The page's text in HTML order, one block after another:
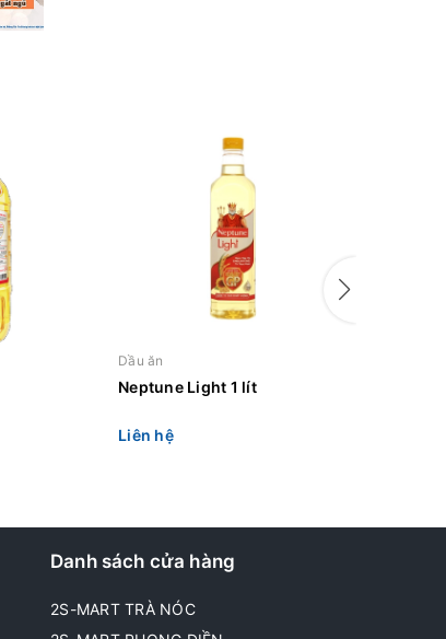
Dầu ăn
Neptune Light 1 lít
Liên hệ
Danh sách cửa hàng
2S-MART TRÀ NÓC